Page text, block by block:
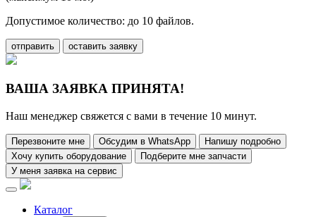
Допустимое количество: до 10 файлов.
отправить оставить заявку
ВАША ЗАЯВКА ПРИНЯТА!
Наш менеджер свяжется с вами в течение 10 минут.
Перезвоните мне Обсудим в WhatsApp
Напишу подробно
Хочу купить оборудование
Подберите мне запчасти
У меня заявка на сервис
Каталог